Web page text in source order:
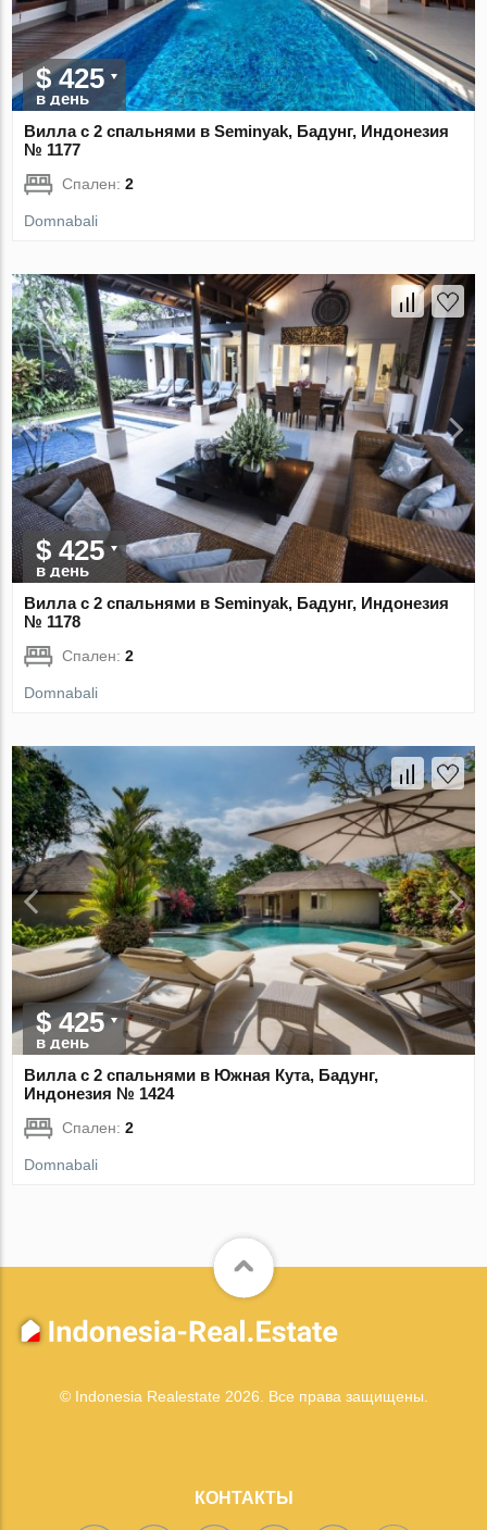
$ 425
в день
Вилла с 2 спальнями в Seminyak, Бадунг, Индонезия
№ 1177
Спален:2
Domnabali
$ 425
в день
Вилла с 2 спальнями в Seminyak, Бадунг, Индонезия
№ 1178
Спален:2
Domnabali
$ 425
в день
Вилла с 2 спальнями в Южная Кута, Бадунг,
Индонезия № 1424
Спален:2
Domnabali
© Indonesia Realestate 2026. Все права защищены.
КОНТАКТЫ